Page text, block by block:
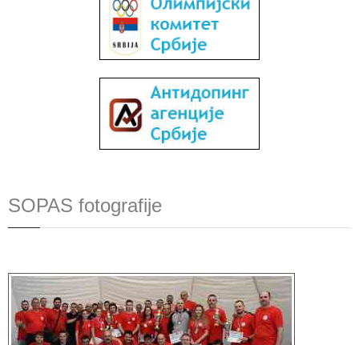
SOPAS fotografije